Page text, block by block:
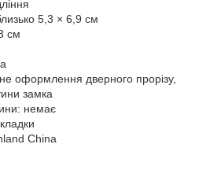
5,3 × 6,9 см
см
оформлення дверного прорізу,
замка
немає
China